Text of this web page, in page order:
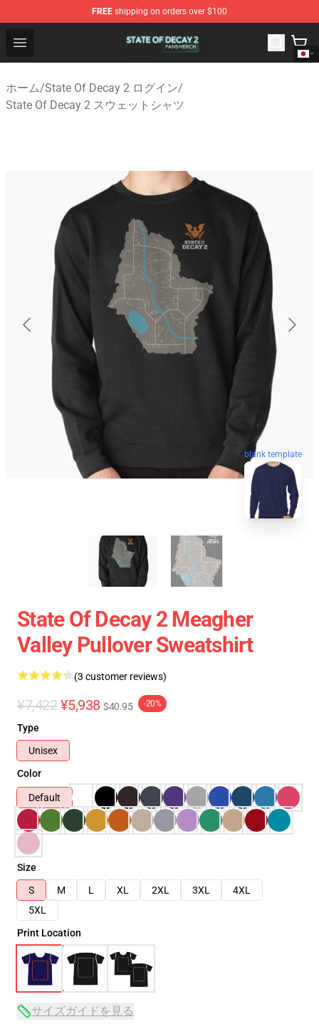
FREE shipping on orders over $100
Open menu
State Of Decay 2 Shop - Official State Of Decay 2
ホーム/State Of Decay 2 ログイン/
State Of Decay 2 スウェットシャツ
blank template
State Of Decay 2 Meagher
Valley Pullover Sweatshirt
(3 customer reviews)
¥7,422 ¥5,938 $40.95 -20%
Type
Unisex
Color
Default
Size
S
M L XL 2XL 3XL
4XL
5XL
Print Location
サイズガイドを見る